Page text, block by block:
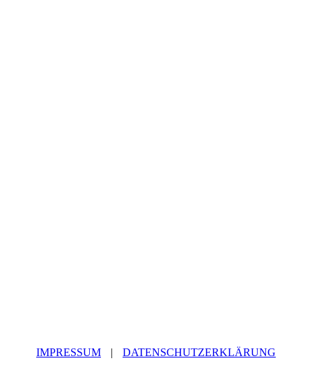
IMPRESSUM | DATENSCHUTZERKLÄRUNG